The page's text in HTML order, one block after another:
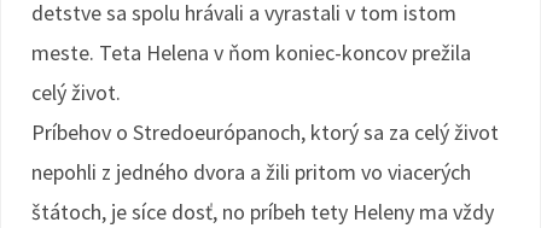
detstve sa spolu hrávali a vyrastali v tom istom
meste. Teta Helena v ňom koniec-koncov prežila
celý život.
Príbehov o Stredoeurópanoch, ktorý sa za celý život
nepohli z jedného dvora a žili pritom vo viacerých
štátoch, je síce dosť, no príbeh tety Heleny ma vždy